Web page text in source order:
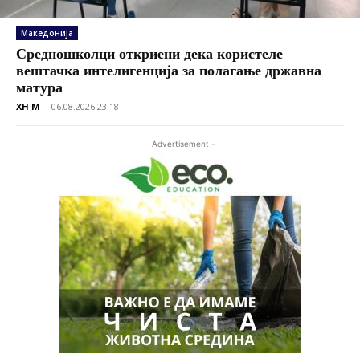
Македонија
Средношколци откриени дека користеле
вештачка интелигенција за полагање државна
матура
XH M - 06.08.2026 23:18
- Advertisement -